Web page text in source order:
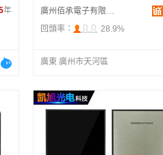
年
廣州佰承電子有限公司
回頭率：
28.9%
廣東 廣州市天河區